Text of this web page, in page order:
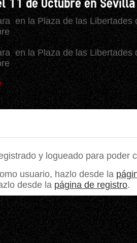
11 de Octubre en Sevilla
en la Plaza de las Libertades
en la Plaza de las Libertades
y logueado para poder
usuario, hazlo desde la
desde la página de registro.